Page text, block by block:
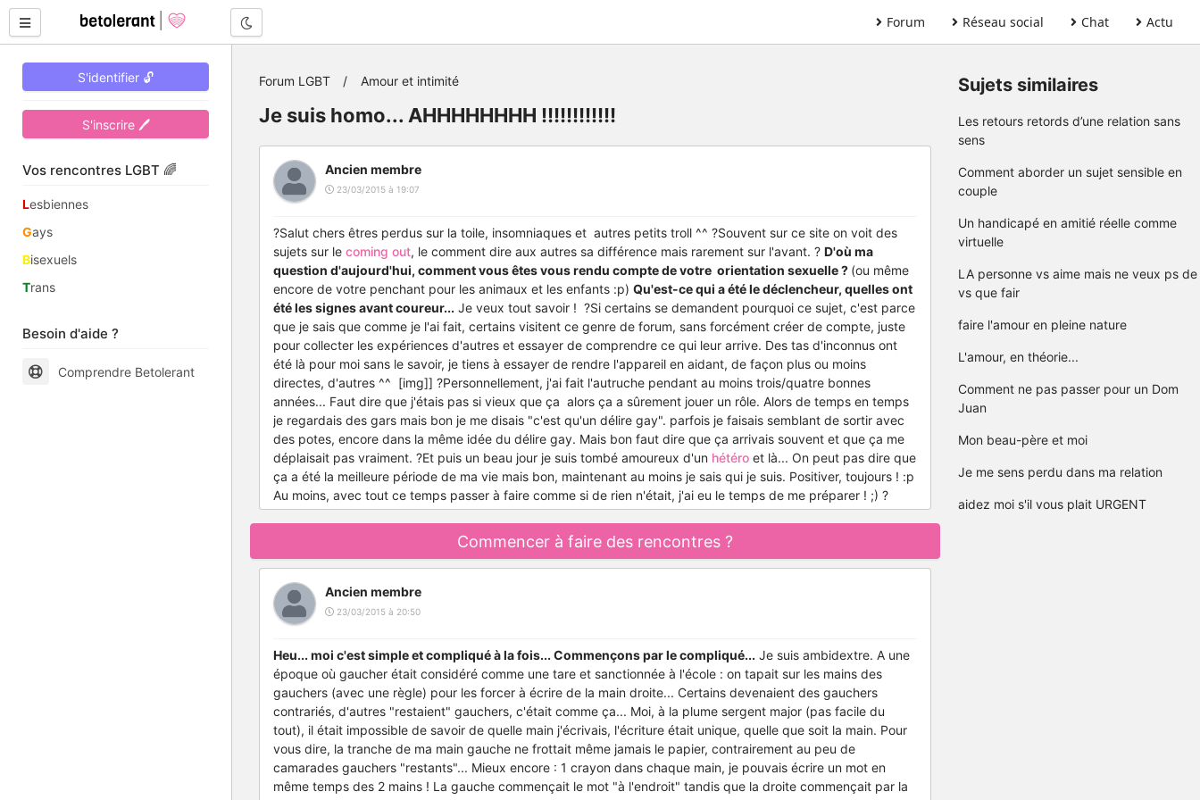
Forum Réseau social Chat Actu
S'identifier 🔓
S'inscrire 🖊
Vos rencontres LGBT 🌈
Lesbiennes
Gays
Bisexuels
Trans
Besoin d'aide ?
Comprendre Betolerant
Forum LGBT Amour et intimité
Je suis homo... AHHHHHHHH !!!!!!!!!!!!
Ancien membre
23/03/2015 à 19:07
?Salut chers êtres perdus sur la toile, insomniaques et autres petits troll ^^ ?Souvent sur ce site on voit des
sujets sur le coming out, le comment dire aux autres sa différence mais rarement sur l'avant. ? D'où ma
question d'aujourd'hui, comment vous êtes vous rendu compte de votre orientation sexuelle ? (ou même
encore de votre penchant pour les animaux et les enfants :p) Qu'est-ce qui a été le déclencheur, quelles ont
été les signes avant coureur... Je veux tout savoir ! ?Si certains se demandent pourquoi ce sujet, c'est parce
que je sais que comme je l'ai fait, certains visitent ce genre de forum, sans forcément créer de compte, juste
pour collecter les expériences d'autres et essayer de comprendre ce qui leur arrive. Des tas d'inconnus ont
été là pour moi sans le savoir, je tiens à essayer de rendre l'appareil en aidant, de façon plus ou moins
directes, d'autres ^^ [img]] ?Personnellement, j'ai fait l'autruche pendant au moins trois/quatre bonnes
années... Faut dire que j'étais pas si vieux que ça alors ça a sûrement jouer un rôle. Alors de temps en temps
je regardais des gars mais bon je me disais "c'est qu'un délire gay". parfois je faisais semblant de sortir avec
des potes, encore dans la même idée du délire gay. Mais bon faut dire que ça arrivais souvent et que ça me
déplaisait pas vraiment. ?Et puis un beau jour je suis tombé amoureux d'un hétéro et là... On peut pas dire que
ça a été la meilleure période de ma vie mais bon, maintenant au moins je sais qui je suis. Positiver, toujours ! :p
Au moins, avec tout ce temps passer à faire comme si de rien n'était, j'ai eu le temps de me préparer ! ;) ?
Commencer à faire des rencontres ?
Ancien membre
23/03/2015 à 20:50
Heu... moi c'est simple et compliqué à la fois... Commençons par le compliqué... Je suis ambidextre. A une
époque où gaucher était considéré comme une tare et sanctionnée à l'école : on tapait sur les mains des
gauchers (avec une règle) pour les forcer à écrire de la main droite... Certains devenaient des gauchers
contrariés, d'autres "restaient" gauchers, c'était comme ça... Moi, à la plume sergent major (pas facile du
tout), il était impossible de savoir de quelle main j'écrivais, l'écriture était unique, quelle que soit la main. Pour
vous dire, la tranche de ma main gauche ne frottait même jamais le papier, contrairement au peu de
camarades gauchers "restants"... Mieux encore : 1 crayon dans chaque main, je pouvais écrire un mot en
même temps des 2 mains ! La gauche commençait le mot "à l'endroit" tandis que la droite commençait par la
Sujets similaires
Les retours retords d’une relation sans
sens
Comment aborder un sujet sensible en
couple
Un handicapé en amitié réelle comme
virtuelle
LA personne vs aime mais ne veux ps de
vs que fair
faire l'amour en pleine nature
L'amour, en théorie...
Comment ne pas passer pour un Dom
Juan
Mon beau-père et moi
Je me sens perdu dans ma relation
aidez moi s'il vous plait URGENT